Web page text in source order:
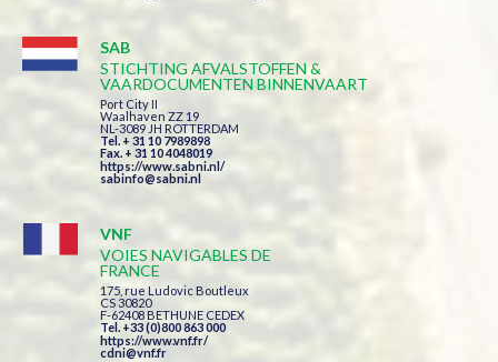
SAB
STICHTING AFVALSTOFFEN &
VAARDOCUMENTEN BINNENVAART
Port City II
Waalhaven ZZ 19
NL-3089 JH ROTTERDAM
Tel. + 31 10 7989898
Fax. + 31 10 4048019
https://www.sabni.nl/
sabinfo@sabni.nl
VNF
VOIES NAVIGABLES DE
FRANCE
175, rue Ludovic Boutleux
CS 30820
F-62408 BETHUNE CEDEX
Tel. +33 (0)800 863 000
https://www.vnf.fr/
cdni@vnf.fr